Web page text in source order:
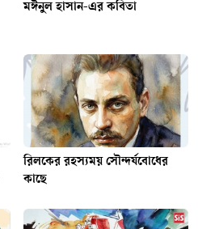
মঈনুল হাসান-এর কবিতা
রিলকের রহস্যময় সৌন্দর্যবোধের
কাছে